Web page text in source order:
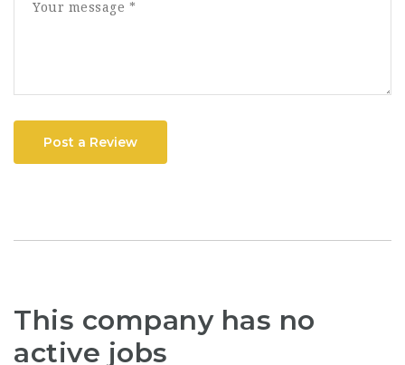
Post a Review
This company has no
active jobs